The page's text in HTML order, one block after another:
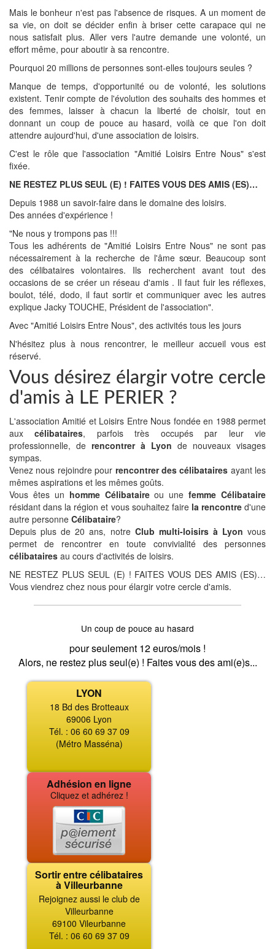
Mais le bonheur n'est pas l'absence de risques. A un moment de
sa vie, on doit se décider enfin à briser cette carapace qui ne
nous satisfait plus. Aller vers l'autre demande une volonté, un
effort même, pour aboutir à sa rencontre.
Pourquoi 20 millions de personnes sont-elles toujours seules ?
Manque de temps, d'opportunité ou de volonté, les solutions
existent. Tenir compte de l'évolution des souhaits des hommes et
des femmes, laisser à chacun la liberté de choisir, tout en
donnant un coup de pouce au hasard, voilà ce que l'on doit
attendre aujourd'hui, d'une association de loisirs.
C'est le rôle que l'association "Amitié Loisirs Entre Nous" s'est
fixée.
NE RESTEZ PLUS SEUL (E) ! FAITES VOUS DES AMIS (ES)…
Depuis 1988 un savoir-faire dans le domaine des loisirs.
Des années d'expérience !
"Ne nous y trompons pas !!!
Tous les adhérents de "Amitié Loisirs Entre Nous" ne sont pas
nécessairement à la recherche de l'âme sœur. Beaucoup sont
des célibataires volontaires. Ils recherchent avant tout des
occasions de se créer un réseau d'amis . Il faut fuir les réflexes,
boulot, télé, dodo, il faut sortir et communiquer avec les autres
explique Jacky TOUCHE, Président de l'association".
Avec "Amitié Loisirs Entre Nous", des activités tous les jours
N'hésitez plus à nous rencontrer, le meilleur accueil vous est
réservé.
Vous désirez élargir votre cercle
d'amis à LE PERIER ?
L'association Amitié et Loisirs Entre Nous fondée en 1988 permet
auxcélibataires, parfois très occupés par leur vie
professionnelle, de rencontrer à Lyon de nouveaux visages
sympas.
Venez nous rejoindre pour rencontrer des célibataires ayant les
mêmes aspirations et les mêmes goûts.
Vous êtes un homme Célibataireou unefemme Célibataire
résidant dans la région et vous souhaitez faire la rencontred'une
autre personne Célibataire?
Depuis plus de 20 ans, notre Club multi-loisirs à Lyon vous
permet de rencontrer en toute convivialité des personnes
célibataires au cours d'activités de loisirs.
NE RESTEZ PLUS SEUL (E) ! FAITES VOUS DES AMIS (ES)…
Vous viendrez chez nous pour élargir votre cercle d'amis.
Un coup de pouce au hasard
pour seulement 12 euros/mois !
Alors, ne restez plus seul(e) ! Faites vous des ami(e)s...
LYON
18 Bd des Brotteaux
69006 Lyon
Tél. : 06 60 69 37 09
(Métro Masséna)
Adhésion en ligne
Cliquez et adhérez !
Sortir entre célibataires
à Villeurbanne
Rejoignez aussi le club de
Villeurbanne
69100 Vileurbanne
Tél. : 06 60 69 37 09